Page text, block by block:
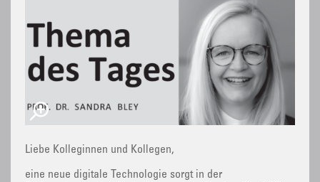
Liebe Kolleginnen und Kollegen,
eine neue digitale Technologie sorgt in der